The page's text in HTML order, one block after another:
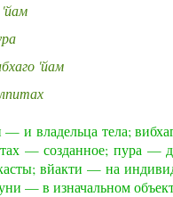
'йам
'йам
— и владельца тела;
— созданное; пура —
вйакти — на
— в изначальном